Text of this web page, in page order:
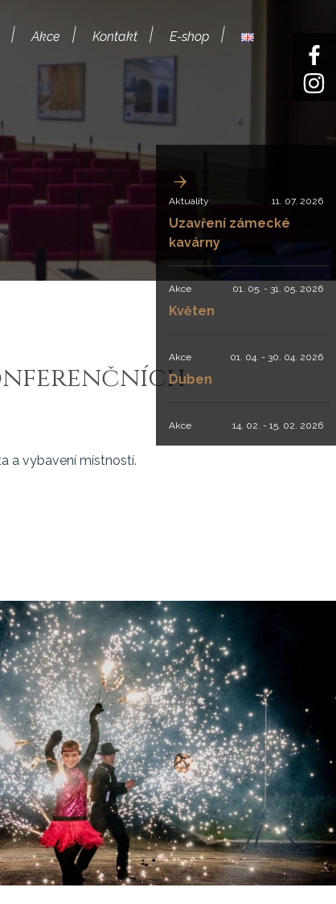
Akce Kontakt E-shop
Aktuality 11. 07. 2026
Uzavření zámecké
kavárny
Akce 01. 05. - 31. 05. 2026
Květen
Akce 01. 04. - 30. 04. 2026
Duben
Akce 14. 02. - 15. 02. 2026
Valentýn na zámku
Akce 01. 10. - 31. 10. 2025
ŘÍJEN
Akce 01. 09. - 30. 09. 2025
ZÁŘÍ
Akce 01. 08. - 31. 08. 2025
SRPEN
Akce 01. 07. - 31. 07. 2025
ČERVENEC
a vybavení místností.